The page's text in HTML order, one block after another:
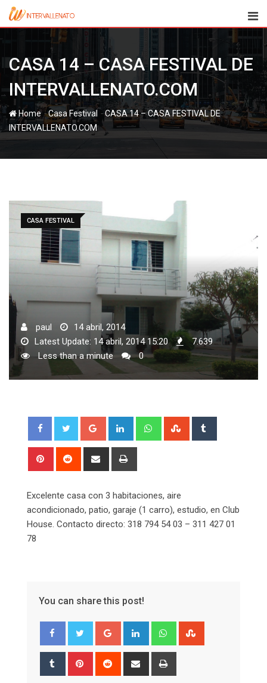
Skip
CASA 14 – CASA FESTIVAL DE
INTERVALLENATO.COM
Home-Casa Festival -CASA 14 – CASA FESTIVAL DE
INTERVALLENATO.COM
CASA FESTIVAL
paul
14 abril, 2014
Latest Update: 14 abril, 2014 15:20
7.639
Less than a minute
0
Google+ LinkedIn WhatsappStumbleUpon
Pinterest Reddit
Share
Excelente casa con 3 habitaciones, aire
acondicionado, patio, garaje (1 carro), estudio, en Club
House. Contacto directo: 318 794 54 03 – 311 427 01
78
You can share this post!
Google+ LinkedIn Whatsapp
Tumblr Pinterest Reddit
Share